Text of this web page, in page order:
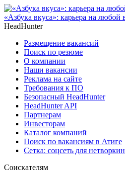
«Азбука вкуса»: карьера на любой
HeadHunter
Размещение вакансий
Поиск по резюме
О компании
Наши вакансии
Реклама на сайте
Требования к ПО
Безопасный HeadHunter
HeadHunter API
Партнерам
Инвесторам
Каталог компаний
Поиск по вакансиям в Атиге
Сетка: соцсеть для
Соискателям